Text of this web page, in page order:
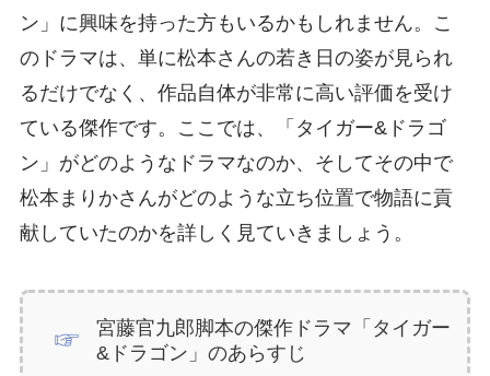
ン」に興味を持った方もいるかもしれません。こ
のドラマは、単に松本さんの若き日の姿が見られ
るだけでなく、作品自体が非常に高い評価を受け
ている傑作です。ここでは、「タイガー&ドラゴ
ン」がどのようなドラマなのか、そしてその中で
松本まりかさんがどのような立ち位置で物語に貢
献していたのかを詳しく見ていきましょう。
宮藤官九郎脚本の傑作ドラマ「タイガー
&ドラゴン」のあらすじ